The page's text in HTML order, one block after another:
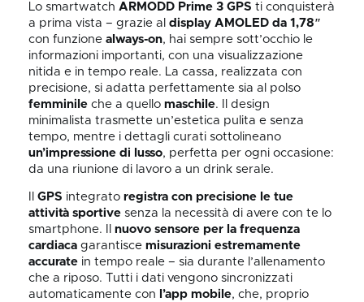
Lo smartwatch ARMODD Prime 3 GPS ti conquisterà
a prima vista – grazie al display AMOLED da 1,78″
con funzione always-on, hai sempre sott’occhio le
informazioni importanti, con una visualizzazione
nitida e in tempo reale. La cassa, realizzata con
precisione, si adatta perfettamente sia al polso
femminile che a quello maschile. Il design
minimalista trasmette un’estetica pulita e senza
tempo, mentre i dettagli curati sottolineano
un’impressione di lusso, perfetta per ogni occasione:
da una riunione di lavoro a un drink serale.
GPS integrato registra con precisione le tue
attività sportive senza la necessità di avere con te lo
smartphone. Il nuovo sensore per la frequenza
cardiaca garantisce misurazioni estremamente
accurate in tempo reale – sia durante l’allenamento
che a riposo. Tutti i dati vengono sincronizzati
automaticamente con l’app mobile, che, proprio